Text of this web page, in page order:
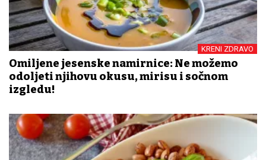
KRENI ZDRAVO
Omiljene jesenske namirnice: Ne možemo
odoljeti njihovu okusu, mirisu i sočnom
izgledu!